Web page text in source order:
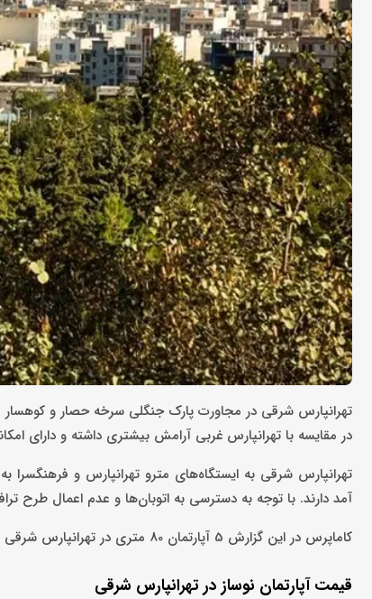
تهرانپارس شرقی در مجاورت پارک جنگلی سرخه حصار و کوهسار
در مقایسه با تهرانپارس غربی آرامش بیشتری داشته و دارای
تهرانپارس شرقی به ایستگاه‌های مترو تهرانپارس و
آمد دارند. با توجه به دسترسی به اتوبان‌ها و عدم اعمال طرح
کاماپرس در این گزارش 5 آپارتمان 80 متری در تهرانپارس شرقی را معرفی می‌کند.
قیمت آپارتمان نوساز در تهرانپارس شرقی